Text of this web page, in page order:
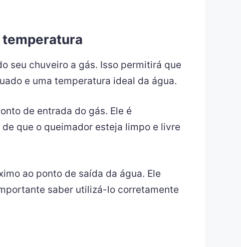
temperatura
seu chuveiro a gás. Isso permitirá que
e uma temperatura ideal da água.
de entrada do gás. Ele é
que o queimador esteja limpo e livre
ao ponto de saída da água. Ele
saber utilizá-lo corretamente